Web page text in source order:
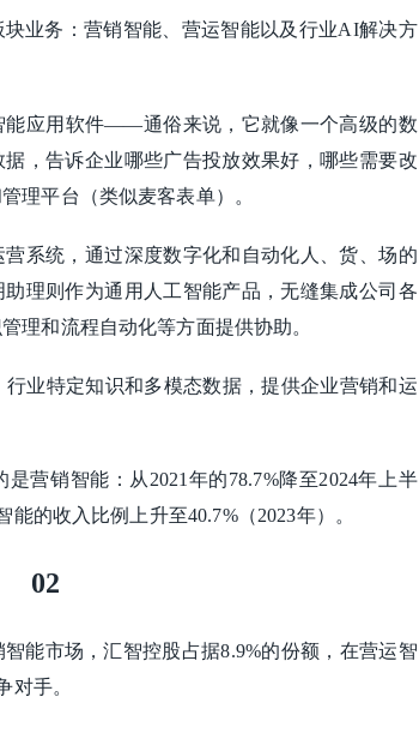
业务：营销智能、营运智能以及行业AI解决方
能应用软件——通俗来说，它就像一个高级的数
，告诉企业哪些广告投放效果好，哪些需要改
理平台（类似麦客表单）。
系统，通过深度数字化和自动化人、货、场的
理则作为通用人工智能产品，无缝集成公司各
理和流程自动化等方面提供协助。
业特定知识和多模态数据，提供企业营销和运
营销智能：从2021年的78.7%降至2024年上半
的收入比例上升至40.7%（2023年）。
02
能市场，汇智控股占据8.9%的份额，在营运智
对手。